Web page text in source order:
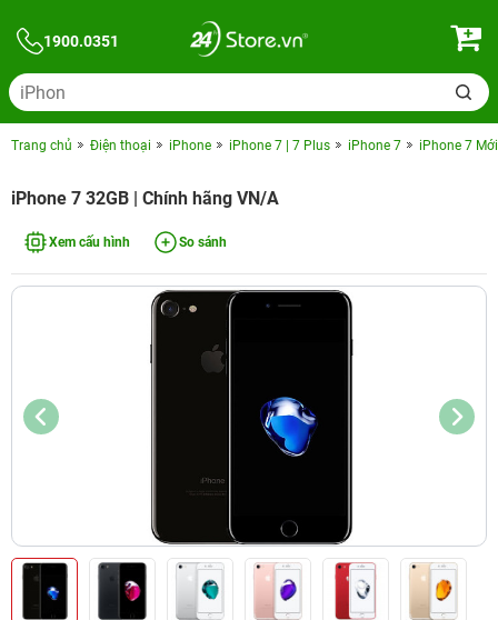
1900.0351
Trang chủ Điện thoại iPhone iPhone 7 | 7 Plus iPhone 7 iPhone 7 Mới
iPhone 7 32GB | Chính hãng VN/A
Xem cấu hình So sánh